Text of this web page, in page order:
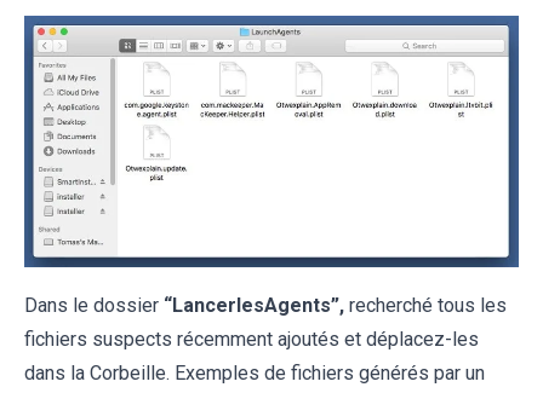
Dans le dossier “LancerlesAgents”, recherché tous les
fichiers suspects récemment ajoutés et déplacez-les
dans la Corbeille. Exemples de fichiers générés par un